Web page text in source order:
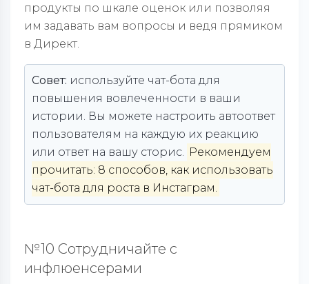
продукты по шкале оценок или позволяя
им задавать вам вопросы и ведя прямиком
в Директ.
Совет: используйте чат-бота для
повышения вовлеченности в ваши
истории. Вы можете настроить автоответ
пользователям на каждую их реакцию
или ответ на вашу сторис. Рекомендуем
прочитать: 8 способов, как использовать
чат-бота для роста в Инстаграм.
№10 Сотрудничайте с
инфлюенсерами